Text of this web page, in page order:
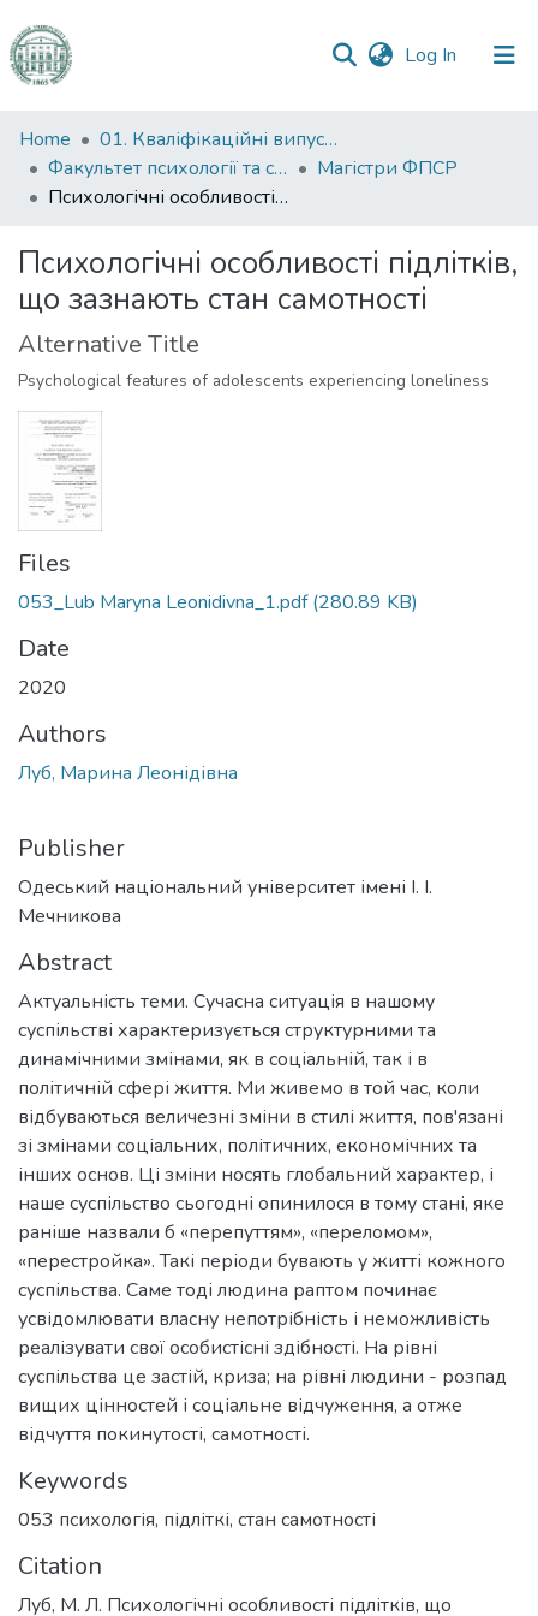
Log In (current)
Communities
&
Collections
Statistics
Home
01. Кваліфікаційні випускні роботи здобувачів вищої освіти
Факультет психології та соціальної роботи
Магістри ФПСР
Психологічні особливості підлітків, що зазнають стан самотності
Психологічні особливості підлітків,
що зазнають стан самотності
Alternative Title
Psychological features of adolescents experiencing loneliness
Files
053_Lub Maryna Leonidivna_1.pdf(280.89 KB)
Date
2020
Authors
Луб, Марина Леонідівна
Publisher
Одеський національний університет імені І. І.
Мечникова
Abstract
Актуальність теми. Сучасна ситуація в нашому
суспільстві характеризується структурними та
динамічними змінами, як в соціальній, так і в
політичній сфері життя. Ми живемо в той час, коли
відбуваються величезні зміни в стилі життя, пов'язані
зі змінами соціальних, політичних, економічних та
інших основ. Ці зміни носять глобальний характер, і
наше суспільство сьогодні опинилося в тому стані, яке
раніше назвали б «перепуттям», «переломом»,
«перестройка». Такі періоди бувають у житті кожного
суспільства. Саме тоді людина раптом починає
усвідомлювати власну непотрібність і неможливість
реалізувати свої особистісні здібності. На рівні
суспільства це застій, криза; на рівні людини - розпад
вищих цінностей і соціальне відчуження, а отже
відчуття покинутості, самотності.
Keywords
053 психологія, підліткі, стан самотності
Citation
Луб, М. Л. Психологічні особливості підлітків, що